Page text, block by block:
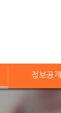
정보공개